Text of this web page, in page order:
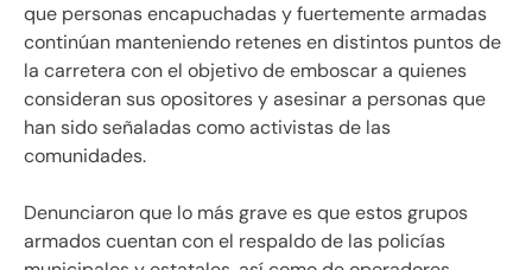
que personas encapuchadas y fuertemente armadas
continúan manteniendo retenes en distintos puntos de
la carretera con el objetivo de emboscar a quienes
consideran sus opositores y asesinar a personas que
han sido señaladas como activistas de las
comunidades.
Denunciaron que lo más grave es que estos grupos
armados cuentan con el respaldo de las policías